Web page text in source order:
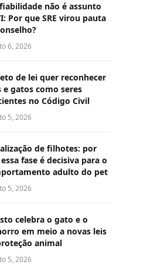
não é assunto
Por que SRE virou pauta
6, 2026
de lei quer reconhecer
e gatos como seres
no Código Civil
5, 2026
de filhotes: por
fase é decisiva para o
adulto do pet
5, 2026
celebra o gato e o
em meio a novas leis
animal
5, 2026